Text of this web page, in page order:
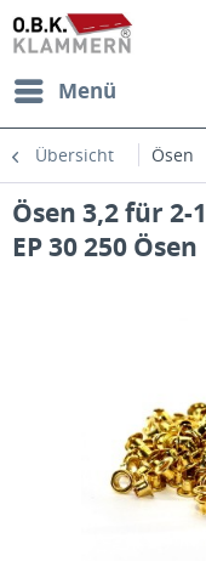
Menü
Übersicht Ösen
Ösen 3,2 für 2-
EP 30 250 Ösen